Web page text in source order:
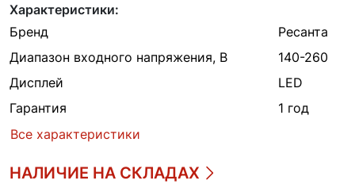
Характеристики:
Бренд
Ресанта
Диапазон входного напряжения, В
140-260
Дисплей
LED
Гарантия
1 год
Все характеристики
НАЛИЧИЕ НА СКЛАДАХ